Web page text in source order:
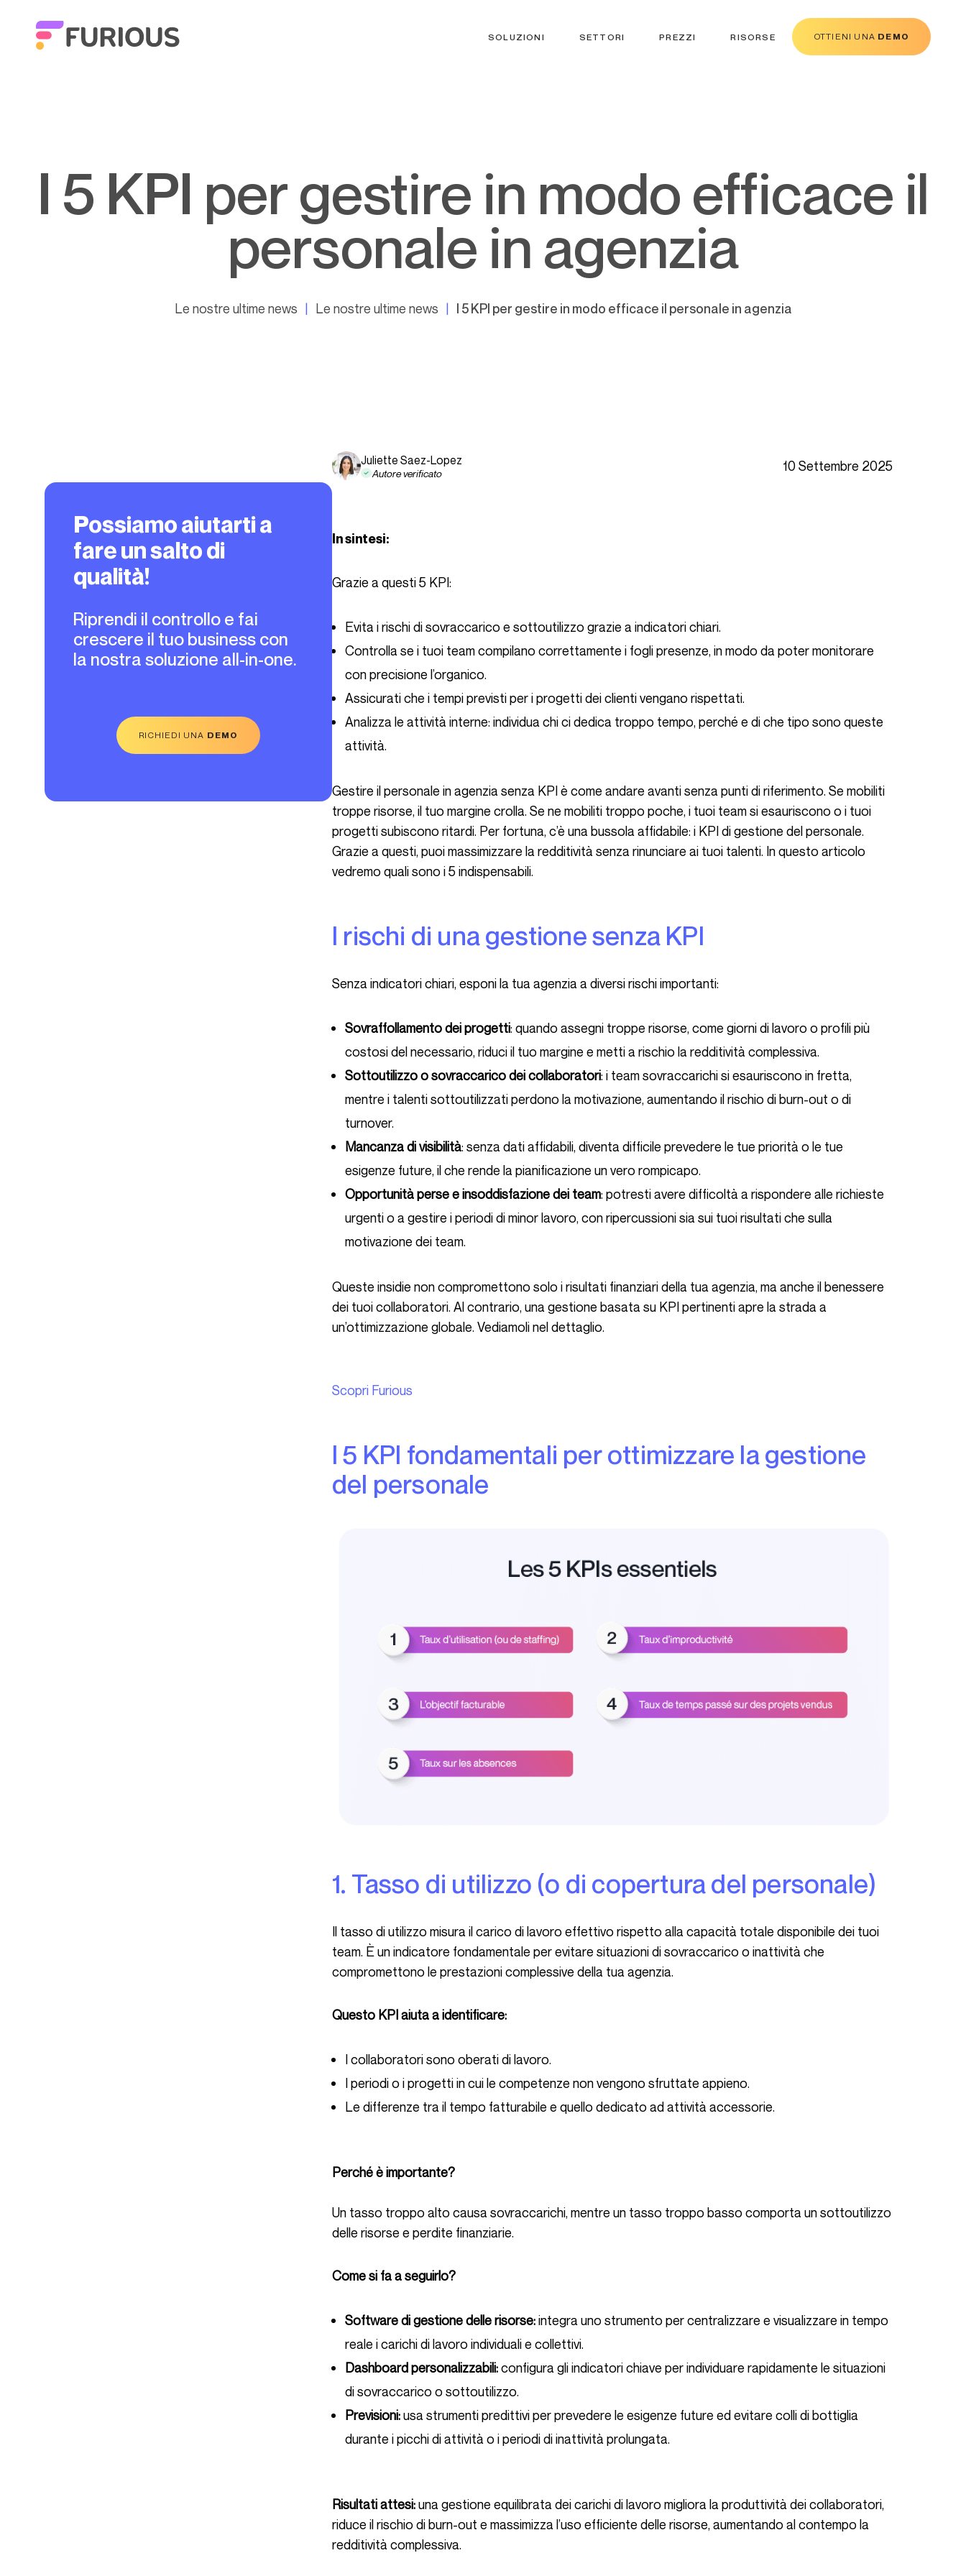
SOLUZIONI SETTORI PREZZI RISORSE OTTIENI UNA DEMO
I 5 KPI per gestire in modo efficace il
personale in agenzia
Le nostre ultime news Le nostre ultime news I 5 KPI per gestire in modo efficace il personale in agenzia
Possiamo aiutarti a
fare un salto di
qualità!
Riprendi il controllo e fai
crescere il tuo business con
la nostra soluzione all-in-one.
RICHIEDI UNA DEMO
Juliette Saez-Lopez
Autore verificato 10 Settembre 2025
In sintesi:
Grazie a questi 5 KPI:
Evita i rischi di sovraccarico e sottoutilizzo grazie a indicatori chiari.
Controlla se i tuoi team compilano correttamente i fogli presenze, in modo da poter monitorare
con precisione l’organico.
Assicurati che i tempi previsti per i progetti dei clienti vengano rispettati.
Analizza le attività interne: individua chi ci dedica troppo tempo, perché e di che tipo sono queste
attività.
Gestire il personale in agenzia senza KPI è come andare avanti senza punti di riferimento. Se mobiliti
troppe risorse, il tuo margine crolla. Se ne mobiliti troppo poche, i tuoi team si esauriscono o i tuoi
progetti subiscono ritardi. Per fortuna, c’è una bussola affidabile: i KPI di gestione del personale.
Grazie a questi, puoi massimizzare la redditività senza rinunciare ai tuoi talenti. In questo articolo
vedremo quali sono i 5 indispensabili.
I rischi di una gestione senza KPI
Senza indicatori chiari, esponi la tua agenzia a diversi rischi importanti:
Sovraffollamento dei progetti: quando assegni troppe risorse, come giorni di lavoro o profili più
costosi del necessario, riduci il tuo margine e metti a rischio la redditività complessiva.
Sottoutilizzo o sovraccarico dei collaboratori: i team sovraccarichi si esauriscono in fretta,
mentre i talenti sottoutilizzati perdono la motivazione, aumentando il rischio di burn-out o di
turnover.
Mancanza di visibilità: senza dati affidabili, diventa difficile prevedere le tue priorità o le tue
esigenze future, il che rende la pianificazione un vero rompicapo.
Opportunità perse e insoddisfazione dei team: potresti avere difficoltà a rispondere alle richieste
urgenti o a gestire i periodi di minor lavoro, con ripercussioni sia sui tuoi risultati che sulla
motivazione dei team.
Queste insidie non compromettono solo i risultati finanziari della tua agenzia, ma anche il benessere
dei tuoi collaboratori. Al contrario, una gestione basata su KPI pertinenti apre la strada a
un’ottimizzazione globale. Vediamoli nel dettaglio.
Scopri Furious
I 5 KPI fondamentali per ottimizzare la gestione
del personale
1. Tasso di utilizzo (o di copertura del personale)
Il tasso di utilizzo misura il carico di lavoro effettivo rispetto alla capacità totale disponibile dei tuoi
team. È un indicatore fondamentale per evitare situazioni di sovraccarico o inattività che
compromettono le prestazioni complessive della tua agenzia.
Questo KPI aiuta a identificare:
I collaboratori sono oberati di lavoro.
I periodi o i progetti in cui le competenze non vengono sfruttate appieno.
Le differenze tra il tempo fatturabile e quello dedicato ad attività accessorie.
Perché è importante?
Un tasso troppo alto causa sovraccarichi, mentre un tasso troppo basso comporta un sottoutilizzo
delle risorse e perdite finanziarie.
Come si fa a seguirlo?
Software di gestione delle risorse:integra uno strumento per centralizzare e visualizzare in tempo
reale i carichi di lavoro individuali e collettivi.
Dashboard personalizzabili:configura gli indicatori chiave per individuare rapidamente le situazioni
di sovraccarico o sottoutilizzo.
Previsioni:usa strumenti predittivi per prevedere le esigenze future ed evitare colli di bottiglia
durante i picchi di attività o i periodi di inattività prolungata.
Risultati attesi:una gestione equilibrata dei carichi di lavoro migliora la produttività dei collaboratori,
riduce il rischio di burn-out e massimizza l’uso efficiente delle risorse, aumentando al contempo la
redditività complessiva.